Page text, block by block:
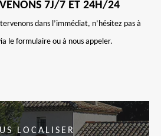
7J/7 ET 24H/24
dans l’immédiat, n’hésitez pas à
le formulaire ou à nous appeler.
LOCALISER